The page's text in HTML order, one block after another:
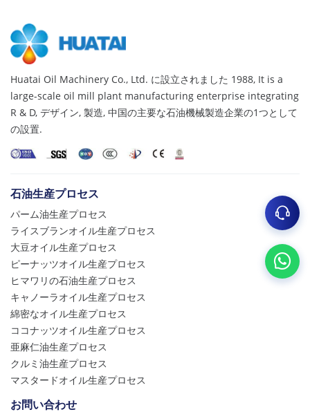
Huatai Oil Machinery Co., Ltd. に設立されました 1988, It is a
large-scale oil mill plant manufacturing enterprise integrating
R & D, デザイン, 製造, 中国の主要な石油機械製造企業の1つとして
の設置.
石油生産プロセス
パーム油生産プロセス
ライスブランオイル生産プロセス
大豆オイル生産プロセス
ピーナッツオイル生産プロセス
ヒマワリの石油生産プロセス
キャノーラオイル生産プロセス
綿密なオイル生産プロセス
ココナッツオイル生産プロセス
亜麻仁油生産プロセス
クルミ油生産プロセス
マスタードオイル生産プロセス
お問い合わせ